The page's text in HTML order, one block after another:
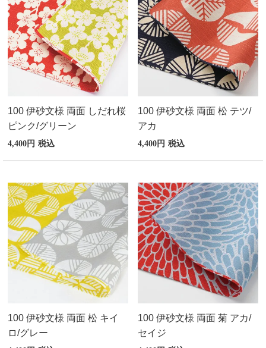
100 伊砂文様 両面 しだれ桜
ピンク/グリーン
4,400 税込
100 伊砂文様 両面 松 テツ/
アカ
4,400 税込
100 伊砂文様 両面 松 キイ
ロ/グレー
100 伊砂文様 両面 菊 アカ/
セイジ